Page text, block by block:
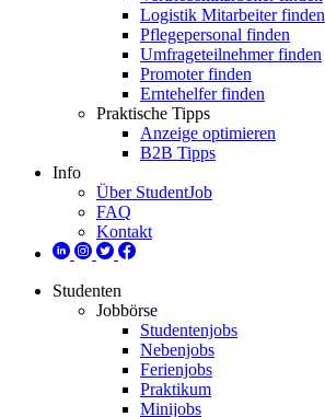
Logistik Mitarbeiter finden
Pflegepersonal finden
Umfrageteilnehmer finden
Promoter finden
Erntehelfer finden
Praktische Tipps
Anzeige optimieren
B2B Tipps
Info
Über StudentJob
FAQ
Kontakt
Studenten
Jobbörse
Studentenjobs
Nebenjobs
Ferienjobs
Praktikum
Minijobs